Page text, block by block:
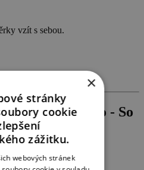
vzít s sebou.
pobyty So - So
×
stránky
cookie
zážitku.
webových stránek